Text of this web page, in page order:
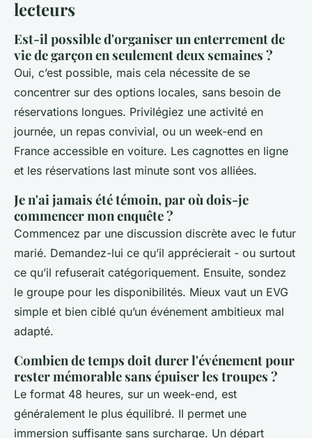
lecteurs
Est-il possible d'organiser un enterrement de
vie de garçon en seulement deux semaines ?
Oui, c’est possible, mais cela nécessite de se
concentrer sur des options locales, sans besoin de
réservations longues. Privilégiez une activité en
journée, un repas convivial, ou un week-end en
France accessible en voiture. Les cagnottes en ligne
et les réservations last minute sont vos alliées.
Je n'ai jamais été témoin, par où dois-je
commencer mon enquête ?
Commencez par une discussion discrète avec le futur
marié. Demandez-lui ce qu’il apprécierait - ou surtout
ce qu’il refuserait catégoriquement. Ensuite, sondez
le groupe pour les disponibilités. Mieux vaut un EVG
simple et bien ciblé qu’un événement ambitieux mal
adapté.
Combien de temps doit durer l'événement pour
rester mémorable sans épuiser les troupes ?
Le format 48 heures, sur un week-end, est
généralement le plus équilibré. Il permet une
immersion suffisante sans surcharge. Un départ